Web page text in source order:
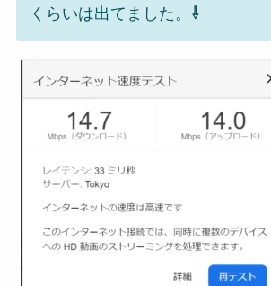
くらいは出てました。 ⇩